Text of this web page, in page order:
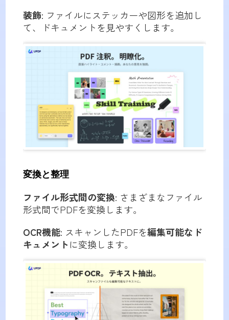
装飾: ファイルにステッカーや図形を追加し
て、ドキュメントを見やすくします。
変換と整理
ファイル形式間の変換: さまざまなファイル
形式間でPDFを変換します。
OCR機能: スキャンしたPDFを編集可能なド
キュメントに変換します。